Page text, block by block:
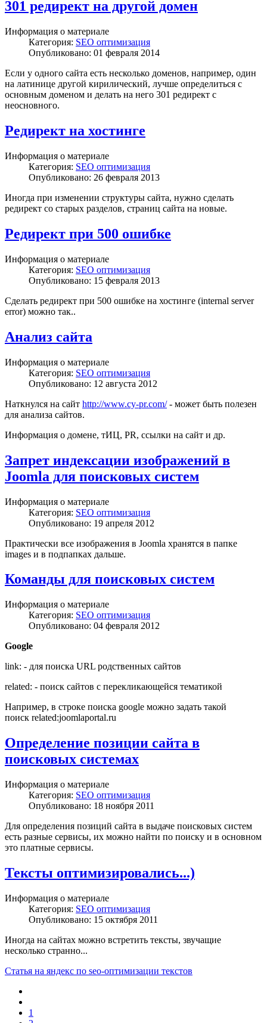
301 редирект на другой домен
Информация о материале
Категория: SEO оптимизация
Опубликовано: 01 февраля 2014
Если у одного сайта есть несколько доменов, например, один
на латинице другой кирилический, лучше определиться с
основным доменом и делать на него 301 редирект с
неосновного.
Редирект на хостинге
Информация о материале
Категория: SEO оптимизация
Опубликовано: 26 февраля 2013
Иногда при изменении структуры сайта, нужно сделать
редирект со старых разделов, страниц сайта на новые.
Редирект при 500 ошибке
Информация о материале
Категория: SEO оптимизация
Опубликовано: 15 февраля 2013
Сделать редирект при 500 ошибке на хостинге (internal server
error) можно так..
Анализ сайта
Информация о материале
Категория: SEO оптимизация
Опубликовано: 12 августа 2012
Наткнулся на сайт http://www.cy-pr.com/- может быть полезен
для анализа сайтов.
Информация о домене, тИЦ, PR, ссылки на сайт и др.
Запрет индексации изображений в
Joomla для поисковых систем
Информация о материале
Категория: SEO оптимизация
Опубликовано: 19 апреля 2012
Практически все изображения в Joomla хранятся в папке
images и в подпапках дальше.
Команды для поисковых систем
Информация о материале
Категория: SEO оптимизация
Опубликовано: 04 февраля 2012
Google
link: - для поиска URL родственных сайтов
related: - поиск сайтов с перекликающейся тематикой
Например, в строке поиска google можно задать такой
поиск related:joomlaportal.ru
Определение позиции сайта в
поисковых системах
Информация о материале
Категория: SEO оптимизация
Опубликовано: 18 ноября 2011
Для определения позиций сайта в выдаче поисковых систем
есть разные сервисы, их можно найти по поиску и в основном
это платные сервисы.
Тексты оптимизировались...)
Информация о материале
Категория: SEO оптимизация
Опубликовано: 15 октября 2011
Иногда на сайтах можно встретить тексты, звучащие
несколько странно...
Статья на яндекс по seo-оптимизации текстов
1